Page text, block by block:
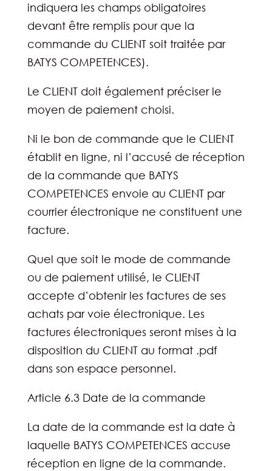
indiquera les champs obligatoires
devant être remplis pour que la
commande du CLIENT soit traitée par
BATYS COMPETENCES).
Le CLIENT doit également préciser le
moyen de paiement choisi.
Ni le bon de commande que le CLIENT
établit en ligne, ni l’accusé de réception
de la commande que BATYS
COMPETENCES envoie au CLIENT par
courrier électronique ne constituent une
facture.
Quel que soit le mode de commande
ou de paiement utilisé, le CLIENT
accepte d’obtenir les factures de ses
achats par voie électronique. Les
factures électroniques seront mises à la
disposition du CLIENT au format .pdf
dans son espace personnel.
Article 6.3 Date de la commande
La date de la commande est la date à
laquelle BATYS COMPETENCES accuse
réception en ligne de la commande.